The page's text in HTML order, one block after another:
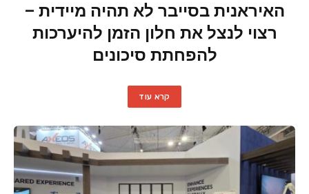
האיראנית בסייבר לא תהיה מיידית –
רצוי לנצל את חלון הזמן להיערכות
להפחתת סיכונים
קרא עוד